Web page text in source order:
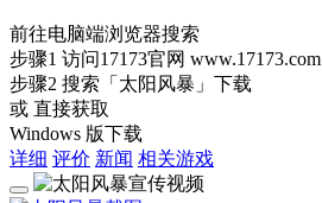
前往电脑端浏览器搜索
步骤1 访问17173官网 www.17173.com
步骤2 搜索 「太阳风暴」 下载
或 直接获取
Windows 版下载
详细 评价 新闻 相关游戏